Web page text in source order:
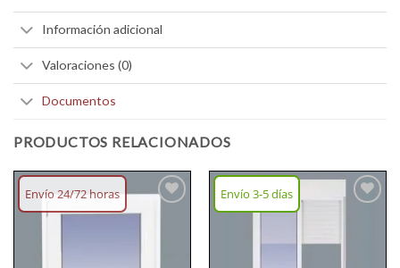
Información adicional
Valoraciones (0)
Documentos
PRODUCTOS RELACIONADOS
Envío 24/72 horas Envío 3-5 días